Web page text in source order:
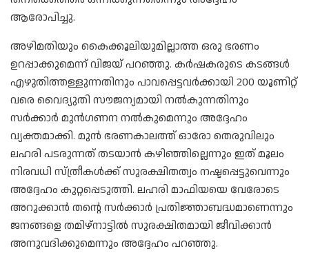
ആരോപിച്ചു.
അഴിമതിയും കൈക്കൂലിയുമില്ലാത്ത ഒരു ഭരണം
ഉറപ്പാക്കുമെന്ന് വിജയ്‍ പറഞ്ഞു. കർഷകരുടെ കടങ്ങൾ
എഴുതിത്തള്ളുന്നതിനും പാവപ്പെട്ടവർക്കായി 200 യൂണിറ്റ്
വരെ വൈദ്യുതി സൗജന്യമായി നൽകുന്നതിനും
സർക്കാർ മുൻഗണന നൽകുമെന്നും അദ്ദേഹം
വ്യക്തമാക്കി. മുൻ ഭരണകാലത്ത് ഓരോ തെരുവിലും
ലഹരി പടരുന്നത് തടയാൻ കഴിഞ്ഞില്ലെന്നും ഇത് മൂലം
നിരവധി സ്ത്രീകൾക്ക് സുരക്ഷിതത്വം നഷ്ടപ്പെട്ടുവെന്നും
അദ്ദേഹം കുറ്റപ്പെടുത്തി. ലഹരി മാഫിയയെ വേരോടെ
അറുക്കാൻ തന്റെ സർക്കാർ പ്രതിജ്ഞാബദ്ധമാണെന്നും
ജനങ്ങളെ തമിഴ്നാട്ടിൽ സുരക്ഷിതമായി ജീവിക്കാൻ
അനുവദിക്കുമെന്നും അദ്ദേഹം പറഞ്ഞു.